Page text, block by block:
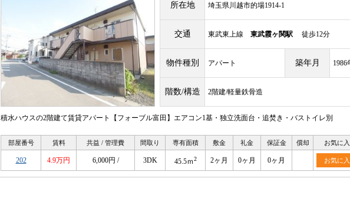
所在地 埼玉県川越市的場1914-1
交通 東武東上線 東武霞ヶ関駅 徒歩12分
物件種別 アパート 築年月 1986
階数/構造 2階建/軽量鉄骨造
積水ハウスの2階建て賃貸アパート【フォーブル富田】エアコン1基・独立洗面台・追焚き・バストイレ別
部屋番号 賃料 共益 / 管理費 間取り 専有面積 敷金 礼金 保証金 償却 お気に
202 4.9万円 6,000円 / 3DK 45.5ｍ2 2ヶ月 0ヶ月 0ヶ月 お気に